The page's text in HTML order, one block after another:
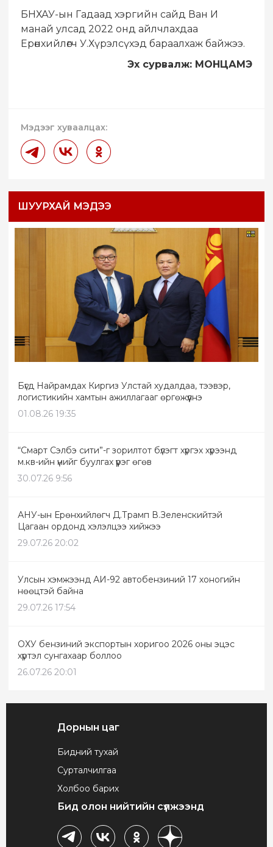
БНХАУ-ын Гадаад хэргийн сайд Ван И
манай улсад 2022 онд айлчлахдаа
Ерөнхийлөгч У.Хүрэлсүхэд бараалхаж байжээ.
Эх сурвалж: МОНЦАМЭ
Мэдээг хуваалцах:
ШУУРХАЙ МЭДЭЭ
Бүгд Найрамдах Киргиз Улстай худалдаа, тээвэр,
логистикийн хамтын ажиллагааг өргөжүүлнэ
01.08.26 19:35
“Смарт Сэлбэ сити”-г зорилтот бүлэгт хүргэх хүрээнд
м.кв-ийн үнийг буулгах үүрэг өгөв
30.07.26 9:56
АНУ-ын Ерөнхийлөгч Д.Трамп В.Зеленскийтэй
Цагаан ордонд хэлэлцээ хийжээ
29.07.26 20:02
Улсын хэмжээнд АИ-92 автобензиний 17 хоногийн
нөөцтэй байна
29.07.26 17:54
ОХУ бензиний экспортын хоригоо 2026 оны эцэс
хүртэл сунгахаар боллоо
26.07.26 20:01
Дорнын цаг
Бидний тухай
Сурталчилгаа
Холбоо барих
Бид олон нийтийн сүлжээнд